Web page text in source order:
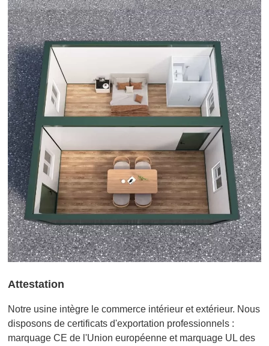
Attestation
Notre usine intègre le commerce intérieur et extérieur. Nous
disposons de certificats d'exportation professionnels :
marquage CE de l'Union européenne et marquage UL des